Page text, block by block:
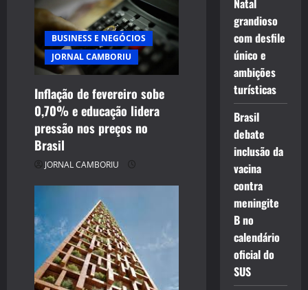
BUSINESS E NEGÓCIOS
JORNAL CAMBORIU
Inflação de fevereiro sobe
0,70% e educação lidera
pressão nos preços no
Brasil
JORNAL CAMBORIU
Natal
grandioso
com desfile
único e
ambições
turísticas
Brasil
debate
inclusão da
vacina
contra
meningite
B no
calendário
oficial do
SUS